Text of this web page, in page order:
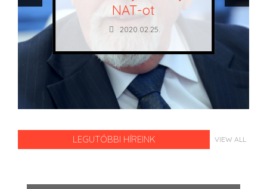
NAT-ot
2020.02.25.
LEGUTÓBBI HÍREINK VIEW ALL